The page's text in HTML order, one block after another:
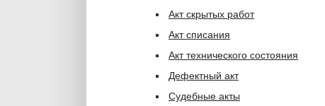
Акт скрытых работ
Акт списания
Акт технического состояния
Дефектный акт
Судебные акты